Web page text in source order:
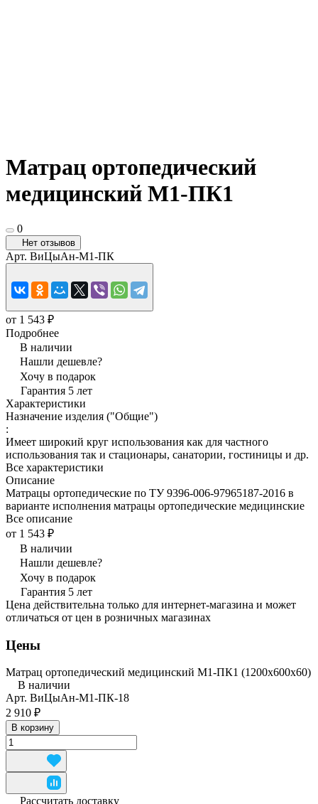
Матрац ортопедический
медицинский М1-ПК1
0
Нет отзывов
Арт. ВиЦыАн-М1-ПК
от 1 543 ₽
Подробнее
В наличии
Нашли дешевле?
Хочу в подарок
Гарантия 5 лет
Характеристики
Назначение изделия ("Общие")
:
Имеет широкий круг использования как для частного
использования так и стационары, санатории, гостиницы и др.
Все характеристики
Описание
Матрацы ортопедические по ТУ 9396-006-97965187-2016 в
варианте исполнения матрацы ортопедические медицинские
Все описание
от 1 543 ₽
В наличии
Нашли дешевле?
Хочу в подарок
Гарантия 5 лет
Цена действительна только для интернет-магазина и может
отличаться от цен в розничных магазинах
Цены
Матрац ортопедический медицинский М1-ПК1 (1200x600x60)
В наличии
Арт. ВиЦыАн-М1-ПК-18
2 910 ₽
В корзину
Рассчитать доставку